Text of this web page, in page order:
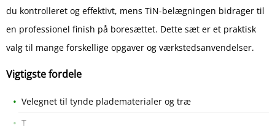
du kontrolleret og effektivt, mens TiN-belægningen bidrager til
en professionel finish på boresættet. Dette sæt er et praktisk
valg til mange forskellige opgaver og værkstedsanvendelser.
Vigtigste fordele
Velegnet til tynde pladematerialer og træ
T